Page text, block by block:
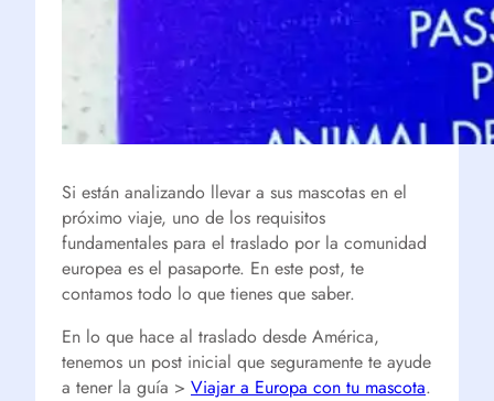
Si están analizando llevar a sus mascotas en el
próximo viaje, uno de los requisitos
fundamentales para el traslado por la comunidad
europea es el pasaporte. En este post, te
contamos todo lo que tienes que saber.
En lo que hace al traslado desde América,
tenemos un post inicial que seguramente te ayude
a tener la guía > Viajar a Europa con tu mascota.